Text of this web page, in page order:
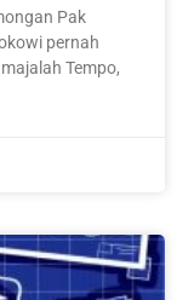
Pak
pernah
Tempo,